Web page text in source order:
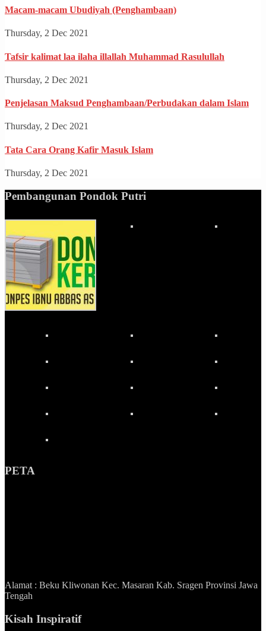
Macam-macam Ubudiyah (Penghambaan)
Thursday, 2 Dec 2021
Tafsir kalimat laa ilaha illallah Muhammad Rasulullah
Thursday, 2 Dec 2021
Penjelasan Maksud Penghambaan/Perbudakan dalam Islam
Thursday, 2 Dec 2021
Tata Cara Orang Kafir Masuk Islam
Thursday, 2 Dec 2021
Pembangunan Pondok Putri
PETA
Alamat : Beku Kliwonan Kec. Masaran Kab. Sragen Provinsi Jawa
Tengah
Kisah Inspiratif